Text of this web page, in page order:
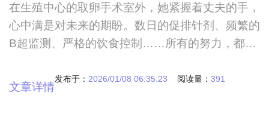
在生殖中心的取卵手术室外，她紧握着丈夫的手，
心中满是对未来的期盼。数日的促排针剂、频繁的
B超监测、严格的饮食控制……所有的努力，都为
告知“这次取出的卵泡，大部分是空的”时，仿佛所
发布于： 2026/01/08 06:35:23 阅读量： 391
文章详情